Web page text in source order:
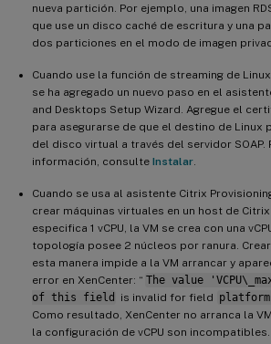
nueva partición. Por ejemplo, una imagen
que use un disco caché de escritura y una
dos particiones en el modo de imagen
Cuando use la función de streaming de
se ha agregado un nuevo paso en el
and Desktops Setup Wizard. Agregue el
para asegurarse de que el destino de Linux
del disco virtual a través del servidor SOAP.
información, consulte Instalar
Cuando se usa al asistente Citrix
crear máquinas virtuales en un host de
especifica 1 vCPU, la VM se crea con una
topología posee 2 núcleos por ranura.
esta manera impide a la VM arrancar y
error en XenCenter: “ The value
of this field
is invalid for field
Como resultado, XenCenter no arranca la
la configuración de vCPU son incompatibles.